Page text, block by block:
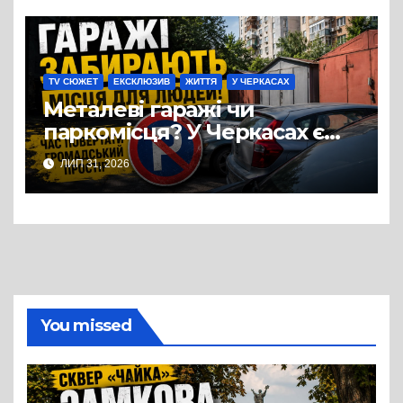
TV СЮЖЕТ ЕКСКЛЮЗИВ ЖИТТЯ У ЧЕРКАСАХ
Металеві гаражі чи
паркомісця? У Черкасах є
потреба переосмислити
використання
прибудинкових територій
ЛИП 31, 2026
You missed